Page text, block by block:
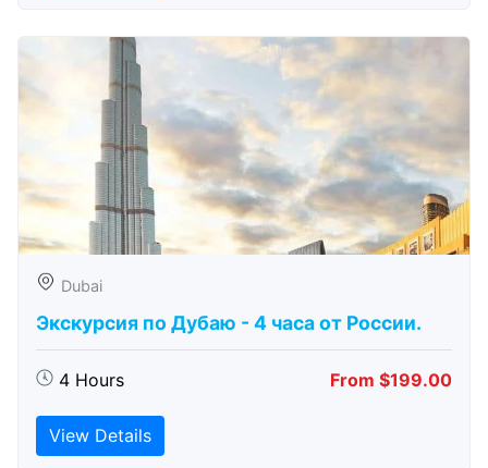
Dubai
Экскурсия по Дубаю - 4 часа от России.
4 Hours From $199.00
View Details